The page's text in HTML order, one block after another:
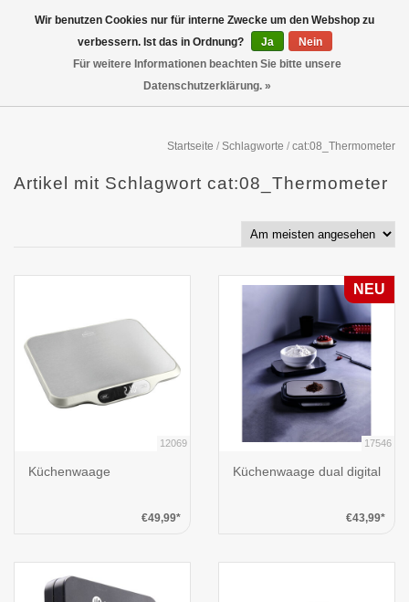
Startseite / Schlagworte / cat:08_Thermometer
Artikel mit Schlagwort cat:08_Thermometer
12069
Küchenwaage
€49,99*
17546
Küchenwaage dual digital
€43,99*
NEU
Wir benutzen Cookies nur für interne Zwecke um den Webshop zu
verbessern. Ist das in Ordnung?
Ja
Nein
Für weitere Informationen beachten Sie bitte unsere
Datenschutzerklärung. »